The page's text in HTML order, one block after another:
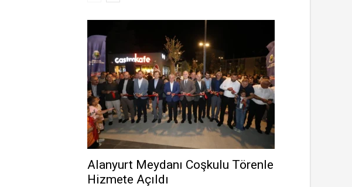
Alanyurt Meydanı Coşkulu Törenle
Hizmete Açıldı